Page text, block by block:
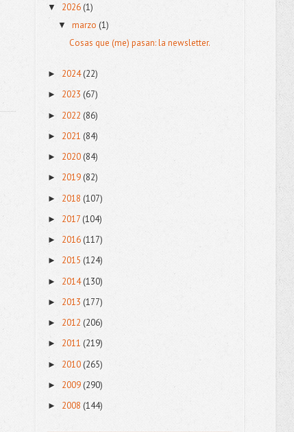
▼ 2026 (1)
▼marzo(1)
Cosas que (me) pasan: la newsletter.
► 2024(22)
► 2023 (67)
► 2022 (86)
► 2021 (84)
► 2020 (84)
► 2019(82)
► 2018 (107)
► 2017 (104)
► 2016(117)
► 2015 (124)
► 2014(130)
► 2013 (177)
► 2012 (206)
► 2011 (219)
► 2010(265)
► 2009 (290)
► 2008 (144)